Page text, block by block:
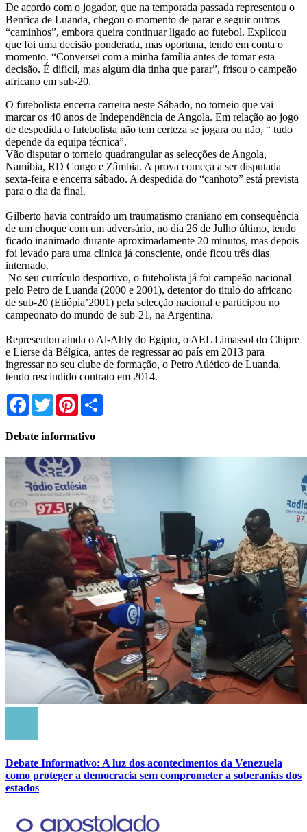
De acordo com o jogador, que na temporada passada representou o
Benfica de Luanda, chegou o momento de parar e seguir outros
“caminhos”, embora queira continuar ligado ao futebol. Explicou
que foi uma decisão ponderada, mas oportuna, tendo em conta o
momento. “Conversei com a minha família antes de tomar esta
decisão. É difícil, mas algum dia tinha que parar”, frisou o campeão
africano em sub-20.
O futebolista encerra carreira neste Sábado, no torneio que vai
marcar os 40 anos de Independência de Angola. Em relação ao jogo
de despedida o futebolista não tem certeza se jogara ou não, “ tudo
depende da equipa técnica”.
Vão disputar o torneio quadrangular as selecções de Angola,
Namíbia, RD Congo e Zâmbia. A prova começa a ser disputada
sexta-feira e encerra sábado. A despedida do “canhoto” está prevista
para o dia da final.
Gilberto havia contraído um traumatismo craniano em consequência
de um choque com um adversário, no dia 26 de Julho último, tendo
ficado inanimado durante aproximadamente 20 minutos, mas depois
foi levado para uma clínica já consciente, onde ficou três dias
internado.
No seu currículo desportivo, o futebolista já foi campeão nacional
pelo Petro de Luanda (2000 e 2001), detentor do título do africano
de sub-20 (Etiópia’2001) pela selecção nacional e participou no
campeonato do mundo de sub-21, na Argentina.
Representou ainda o Al-Ahly do Egipto, o AEL Limassol do Chipre
e Lierse da Bélgica, antes de regressar ao país em 2013 para
ingressar no seu clube de formação, o Petro Atlético de Luanda,
tendo rescindido contrato em 2014.
Facebook
TwitterPinterest
Debate informativo
Debate Informativo: A luz dos acontecimentos da Venezuela
como proteger a democracia sem comprometer a soberanias dos
estados